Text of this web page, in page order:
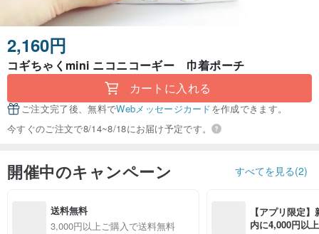
2,160円
コギちゃくmini ニコニコーギー 巾着ポーチ
カートに入れる
ご注文完了後、無料でWebメッセージカードを作成できます。
今すぐのご注文で8/14~8/18にお届け予定です。
開催中のキャンペーン すべてを見る(2)
送料無料
3,000円以上ご購入で送料無料
【アプリ限定
内に4,000円以